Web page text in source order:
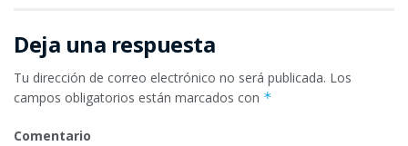
Deja una respuesta
Tu dirección de correo electrónico no será publicada. Los
campos obligatorios están marcados con *
Comentario